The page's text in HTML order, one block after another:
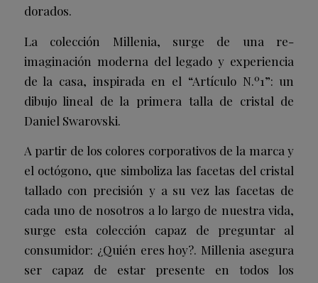
dorados.
La colección Millenia, surge de una re-
imaginación moderna del legado y experiencia
de la casa, inspirada en el “Artículo N.º1”: un
dibujo lineal de la primera talla de cristal de
Daniel Swarovski.
A partir de los colores corporativos de la marca y
el octógono, que simboliza las facetas del cristal
tallado con precisión y a su vez las facetas de
cada uno de nosotros a lo largo de nuestra vida,
surge esta colección capaz de preguntar al
consumidor: ¿Quién eres hoy?. Millenia asegura
ser capaz de estar presente en todos los